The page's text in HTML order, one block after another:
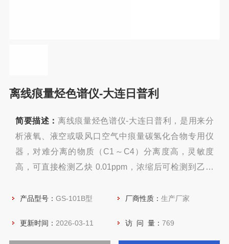
离线痕量烃色谱仪-大连日普利
简要描述： 离线痕量烃色谱仪-大连日普利，是用来分
析液氧、液空或吸风口空气中痕量碳氢化合物专用仪
器，对难分离的物质（C1～C4）分离度高，灵敏度
高，可直接检测乙炔 0.01ppm，浓缩后可检测到乙炔
测设备。同样也可作为石油、化工、钢铁和气体工业等
国各地，赢得良好的信誉和评价。
产品型号： GS-101B型 厂商性质： 生产厂家
更新时间： 2026-03-11 访 问 量： 769